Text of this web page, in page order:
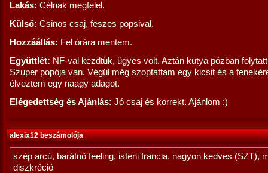
Lakás: Célnak megfelel.
Külső: Csinos csaj, feszes popsival.
Hozzáállás: Fel órára mentem.
Együttlét: NF-val kezdtük, ügyes volt. Aztán kutya pózban
Szuper popója van. Végül még szoptattam egy kicsit és a
élveztem egy naagy adagot.
Elégedettség és Ajánlás: Jó csaj és korrekt. Ajánlom :)
alexix12 beszámolója
szép arcú, barátnő feeling, isteni francia, nagyon kedves (SZT),
diszkréció